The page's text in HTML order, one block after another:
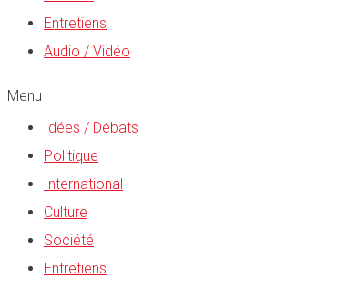
Entretiens
Audio / Vidéo
Menu
Idées / Débats
Politique
International
Culture
Société
Entretiens